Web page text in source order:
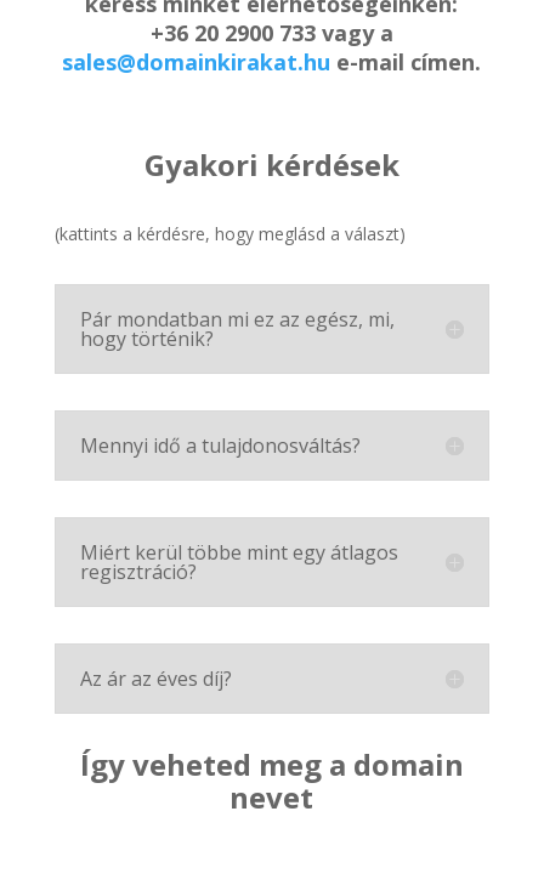
+36 20 2900 733 vagy a
sales@domainkirakat.hu e-mail címen.
Gyakori kérdések
(kattints a kérdésre, hogy meglásd a választ)
Pár mondatban mi ez az egész, mi,
hogy történik?
Mennyi idő a tulajdonosváltás?
Miért kerül többe mint egy átlagos
regisztráció?
Az ár az éves díj?
Így veheted meg a domain
nevet